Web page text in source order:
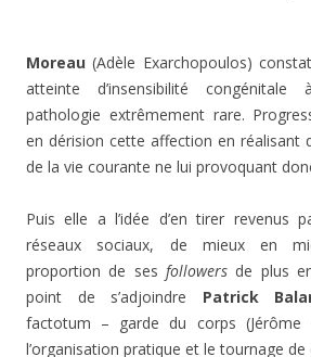
Moreau (Adèle Exarchopoulos)
atteinte d’insensibilité
pathologie extrêmement rare.
en dérision cette affection en réalisant
de la vie courante ne lui provoquant
Puis elle a l’idée d’en tirer revenus
réseaux sociaux, de mieux en
proportion de ses followers de plus
point de s’adjoindre Patrick
factotum – garde du corps (Jérôme
l’organisation pratique et le tournage de